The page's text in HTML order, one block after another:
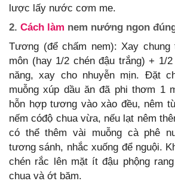
lược lấy nước cơm me.
2. Cách làm nem nướng ngon
Tương (để chấm nem): Xay
môn (hay 1/2 chén đậu trắng) + 1/
năng, xay cho nhuyễn mịn. Đặt
muỗng xúp dầu ăn đã phi thơm 1
hỗn hợp tương vào xào đều, nêm
nếm cóđộ chua vừa, nếu lạt nêm
có thể thêm vài muỗng cà phê
tương sánh, nhắc xuống để nguội.
chén rắc lên mặt ít đậu phộng
chua và ớt băm.